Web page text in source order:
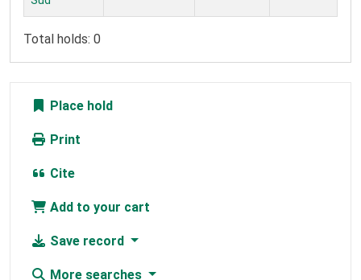
Total holds: 0
Place hold
Print
Cite
Add to your cart
Save record
More searches